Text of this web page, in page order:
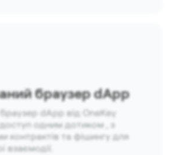
браузер dApp
dApp від OneKey
одним дотиком , з
контрактів та фішингу для
взаємодії.